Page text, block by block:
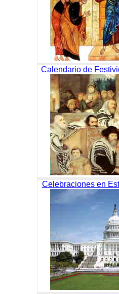
Calendario de
Celebraciones en